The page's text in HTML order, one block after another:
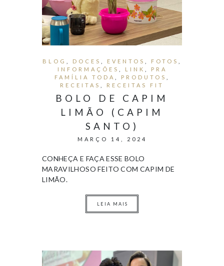
BLOG DOCES EVENTOS FOTOS
INFORMAÇÕES
LINK
PRA
FAMÍLIA TODA
PRODUTOS
RECEITAS
RECEITAS FIT
BOLO DE CAPIM
LIMÃO (CAPIM
SANTO)
MARÇO 14, 2024
CONHEÇA E FAÇA ESSE BOLO
MARAVILHOSO FEITO COM CAPIM DE
LIMÃO.
LEIA MAIS